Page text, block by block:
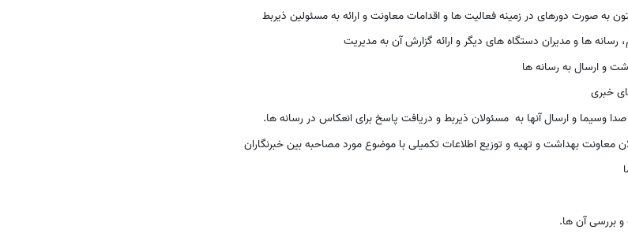
صورت دورهای در زمینه فعالیت ها و اقدامات معاونت و ارائه به مسئولین ذیربط
ها و مدیران دستگاه های دیگر و ارائه گزارش آن به مدیریت
و ارسال به رسانه ها
خبری
وسیما و ارسال آنها به مسئولان ذیربط و دریافت پاسخ برای انعکاس در رسانه ها.
بهداشت و تهیه و توزیع اطلاعات تکمیلی با موضوع مورد مصاحبه بین خبرنگاران
و بررسی آن ها.